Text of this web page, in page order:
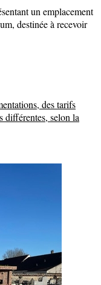
un emplacement
destinée à recevoir
des tarifs
différentes, selon la